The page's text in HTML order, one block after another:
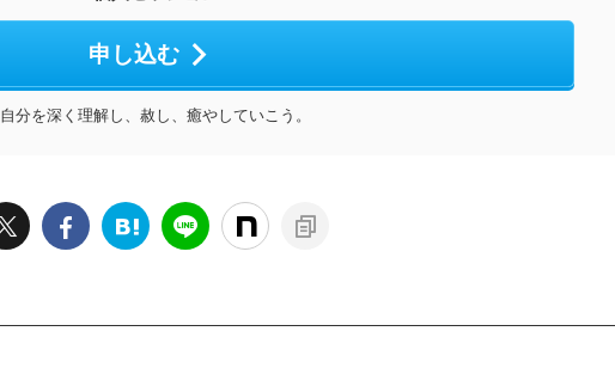
申し込む
自分を深く理解し、赦し、癒やしていこう。